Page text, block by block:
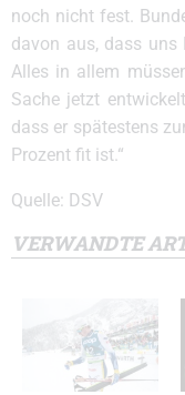
noch nicht fest.
davon aus, dass
Alles in allem
Sache jetzt
dass er spätestens
Prozent fit ist.“
Quelle: DSV
VERWANDTE